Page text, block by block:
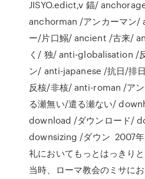
JISYO.edict,v 錨/
anchorman /アンカーマン/
ー/片口鰯/ ancient /古来/
く/ 独/ anti-globalisation /
ン/ anti-japanese /抗日/排
反核/非核/ anti-roman /ア
る瀬無い/遣る瀬ない/
download /ダウンロード/
downsizing /ダウン 2007
礼においてもっとはっきり
当時、ローマ教会のミサに